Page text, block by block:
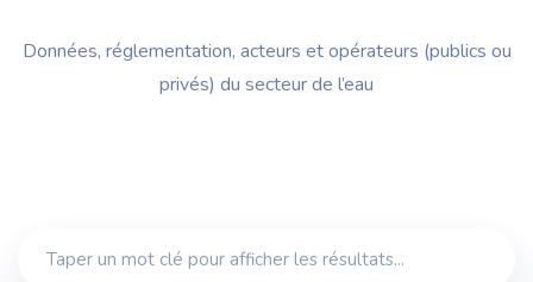
Données, réglementation, acteurs et opérateurs (publics ou
privés) du secteur de l’eau